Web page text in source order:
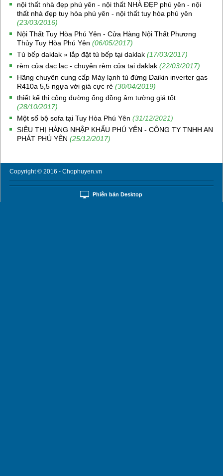
nội thất nhà đẹp phú yên - nội thất NHÀ ĐẸP phú yên - nội
thất nhà đẹp tuy hòa phú yên - nội thất tuy hòa phú yên
(23/03/2016)
Nội Thất Tuy Hòa Phú Yên - Cửa Hàng Nội Thất Phương
Thủy Tuy Hòa Phú Yên (06/05/2017)
Tủ bếp daklak » lắp đặt tủ bếp tại daklak (17/03/2017)
rèm cửa dac lac - chuyên rèm cửa tại daklak (22/03/2017)
Hãng chuyên cung cấp Máy lạnh tủ đứng Daikin inverter gas
R410a 5,5 ngựa với giá cực rẻ (30/04/2019)
thiết kế thi công đường ống đồng âm tường giá tốt
(28/10/2017)
Một số bộ sofa tại Tuy Hòa Phú Yên (31/12/2021)
SIÊU THỊ HÀNG NHẬP KHẨU PHÚ YÊN - CÔNG TY TNHH AN
PHÁT PHÚ YÊN (25/12/2017)
Copyright © 2016 - Chophuyen.vn
Phiên bản Desktop